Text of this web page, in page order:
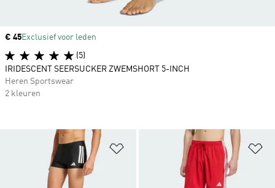
Op verlanglijst zetten
Price
€ 45Exclusief voor leden
(5)
IRIDESCENT SEERSUCKER ZWEMSHORT 5-INCH
Heren Sportswear
2 kleuren